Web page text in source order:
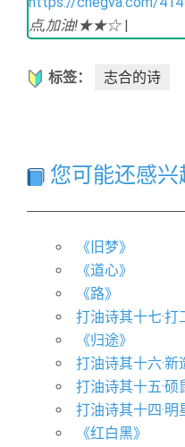
点,加油!★★☆|
标签： 志合的诗
您可能还感兴
《旧梦》
《道心》
《路》
打油诗其十七·打
《归途》
打油诗其十六·新
打油诗其十五·硕
打油诗其十四·明
《红白黑》